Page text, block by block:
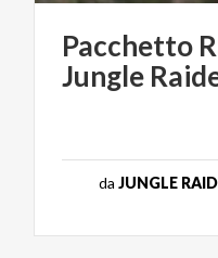
Pacchetto
Jungle
da JUNGLE